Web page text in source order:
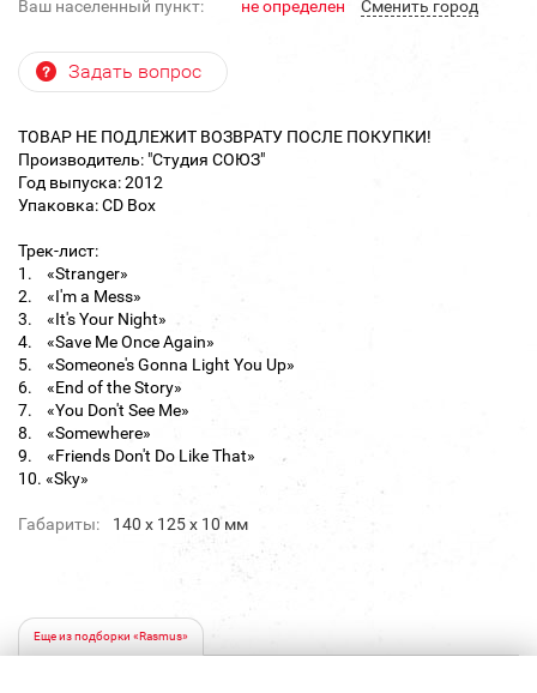
Ваш населенный пункт: не определен Cменить город
Задать вопрос
ТОВАР НЕ ПОДЛЕЖИТ ВОЗВРАТУ ПОСЛЕ ПОКУПКИ!
Производитель: "Студия СОЮЗ"
Год выпуска: 2012
Упаковка: CD Box
Трек-лист:
1. «Stranger»
2. «I'm a Mess»
3. «It's Your Night»
4. «Save Me Once Again»
5. «Someone's Gonna Light You Up»
6. «End of the Story»
7. «You Don't See Me»
8. «Somewhere»
9. «Friends Don't Do Like That»
10. «Sky»
Габариты: 140 х 125 х 10 мм
Еще из подборки «Rasmus»